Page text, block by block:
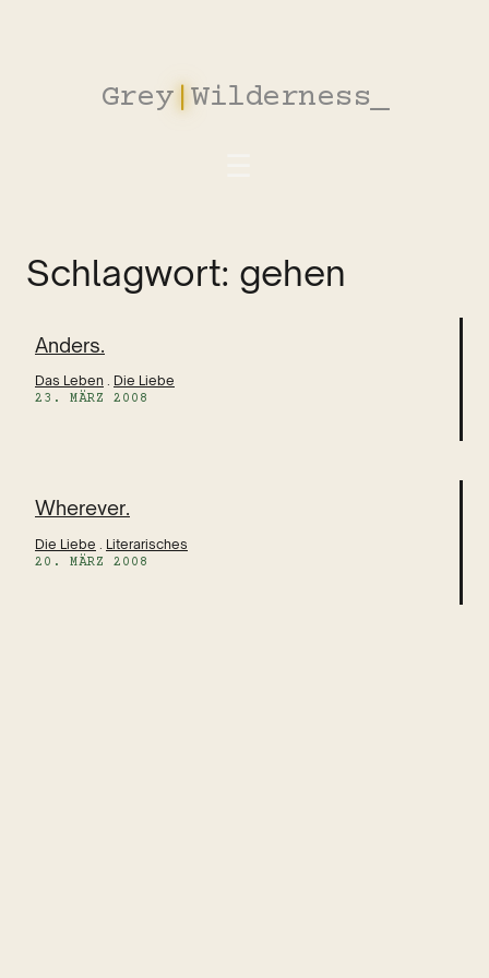
Grey|Wilderness
Schlagwort: gehen
Anders.
Das Leben . Die Liebe
23. MÄRZ 2008
Wherever.
Die Liebe Literarisches
20. MÄRZ 2008